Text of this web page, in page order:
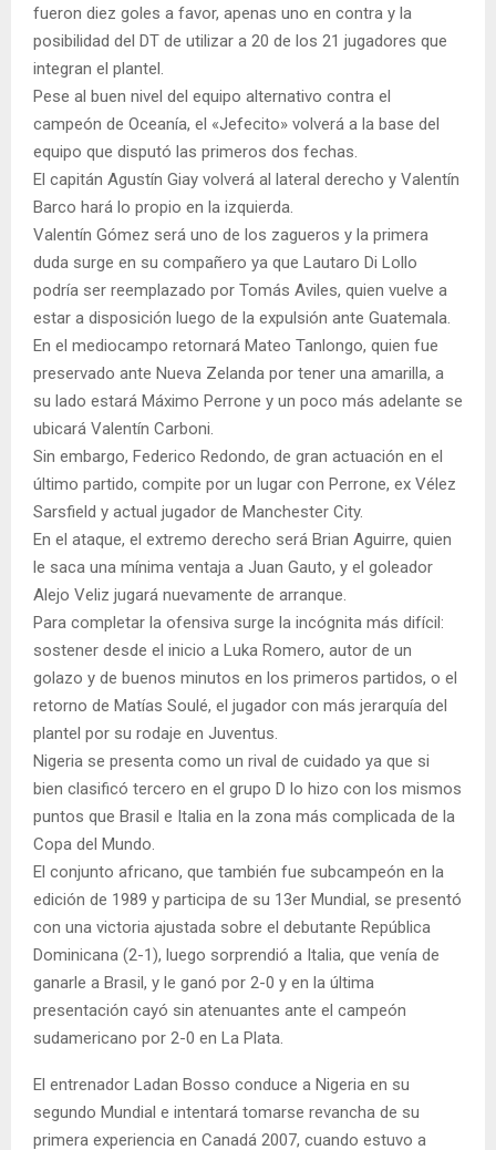
fueron diez goles a favor, apenas uno en contra y la
posibilidad del DT de utilizar a 20 de los 21 jugadores que
integran el plantel.
Pese al buen nivel del equipo alternativo contra el
campeón de Oceanía, el «Jefecito» volverá a la base del
equipo que disputó las primeros dos fechas.
El capitán Agustín Giay volverá al lateral derecho y Valentín
Barco hará lo propio en la izquierda.
Valentín Gómez será uno de los zagueros y la primera
duda surge en su compañero ya que Lautaro Di Lollo
podría ser reemplazado por Tomás Aviles, quien vuelve a
estar a disposición luego de la expulsión ante Guatemala.
En el mediocampo retornará Mateo Tanlongo, quien fue
preservado ante Nueva Zelanda por tener una amarilla, a
su lado estará Máximo Perrone y un poco más adelante se
ubicará Valentín Carboni.
Sin embargo, Federico Redondo, de gran actuación en el
último partido, compite por un lugar con Perrone, ex Vélez
Sarsfield y actual jugador de Manchester City.
En el ataque, el extremo derecho será Brian Aguirre, quien
le saca una mínima ventaja a Juan Gauto, y el goleador
Alejo Veliz jugará nuevamente de arranque.
Para completar la ofensiva surge la incógnita más difícil:
sostener desde el inicio a Luka Romero, autor de un
golazo y de buenos minutos en los primeros partidos, o el
retorno de Matías Soulé, el jugador con más jerarquía del
plantel por su rodaje en Juventus.
Nigeria se presenta como un rival de cuidado ya que si
bien clasificó tercero en el grupo D lo hizo con los mismos
puntos que Brasil e Italia en la zona más complicada de la
Copa del Mundo.
El conjunto africano, que también fue subcampeón en la
edición de 1989 y participa de su 13er Mundial, se presentó
con una victoria ajustada sobre el debutante República
Dominicana (2-1), luego sorprendió a Italia, que venía de
ganarle a Brasil, y le ganó por 2-0 y en la última
presentación cayó sin atenuantes ante el campeón
sudamericano por 2-0 en La Plata.
El entrenador Ladan Bosso conduce a Nigeria en su
segundo Mundial e intentará tomarse revancha de su
primera experiencia en Canadá 2007, cuando estuvo a